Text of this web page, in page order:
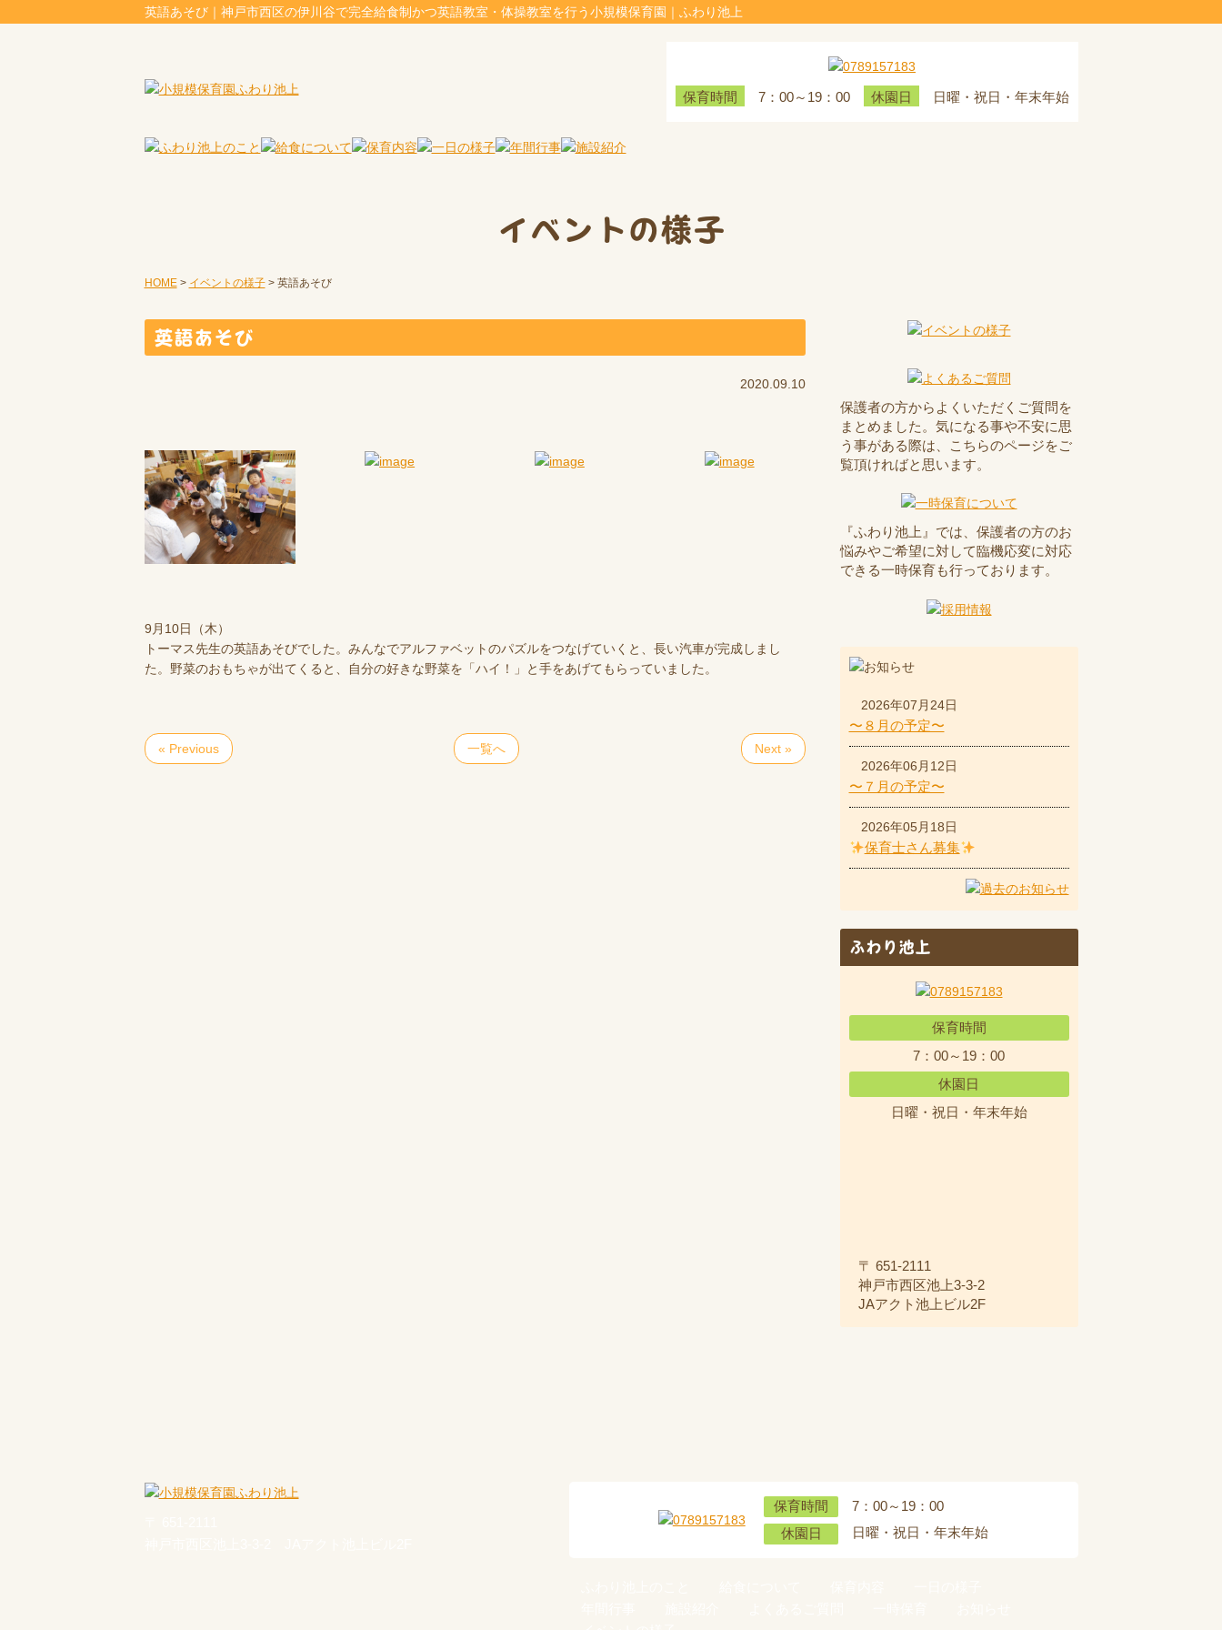
英語あそび｜神戸市西区の伊川谷で完全給食制かつ英語教室・体操教室を行う小規模保育園｜ふわり池上
保育時間 7：00～19：00 休園日 日曜・祝日・年末年始
イベントの様子
HOME> イベントの様子> 英語あそび
英語あそび
2020.09.10
9月10日（木）
トーマス先生の英語あそびでした。みんなでアルファベットのパズルをつなげていくと、長い汽車が完成しまし
た。野菜のおもちゃが出てくると、自分の好きな野菜を「ハイ！」と手をあげてもらっていました。
« Previous 一覧へ Next »
保護者の方からよくいただくご質問を
まとめました。気になる事や不安に思
う事がある際は、こちらのページをご
覧頂ければと思います。
『ふわり池上』では、保護者の方のお
悩みやご希望に対して臨機応変に対応
できる一時保育も行っております。
2026年07月24日
〜８月の予定〜
2026年06月12日
〜７月の予定〜
2026年05月18日
保育士さん募集
ふわり池上
保育時間
7：00～19：00
休園日
日曜・祝日・年末年始
〒 651-2111
神戸市西区池上3-3-2
JAアクト池上ビル2F
保育時間
7：00～19：00
休園日
日曜・祝日・年末年始